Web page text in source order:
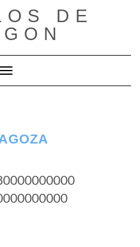
DE
Cambiar modo de navegación